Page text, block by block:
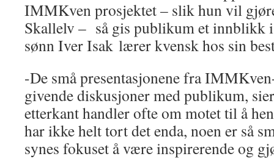
IMMKven prosjektet – slik hun vil
Skallelv – så gis publikum et innblikk i
sønn Iver Isak lærer kvensk hos sin
-De små presentasjonene fra
givende diskusjoner med publikum,
etterkant handler ofte om motet til å
har ikke helt tort det enda, noen er så
synes fokuset å være inspirerende og